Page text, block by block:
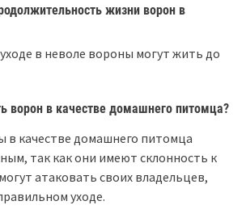
жизни ворон в
в неволе вороны могут жить до
ворон в качестве домашнего питомца?
в качестве домашнего питомца
так как они имеют склонность к
атаковать своих владельцев,
уходе.